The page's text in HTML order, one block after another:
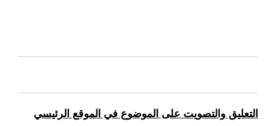
التعليق والتصويت على الموضوع في الموقع الرئيسي